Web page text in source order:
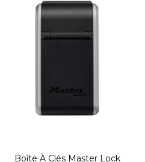
Boîte À Clés Master Lock